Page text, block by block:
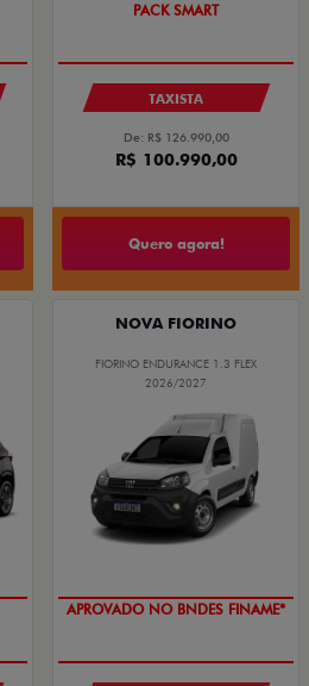
PACK SMART
TAXISTA
De: R$ 126.990,00
R$ 100.990,00
Quero agora!
NOVA FIORINO
FIORINO ENDURANCE 1.3 FLEX
2026/2027
APROVADO NO BNDES FINAME*